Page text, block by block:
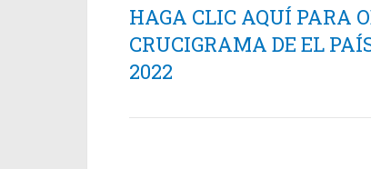
HAGA CLIC AQUÍ PARA
CRUCIGRAMA DE EL
2022